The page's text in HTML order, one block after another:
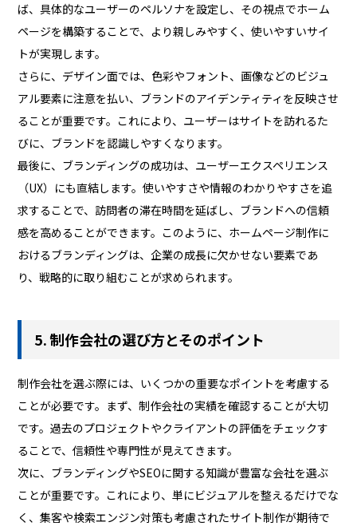
ば、具体的なユーザーのペルソナを設定し、その視点でホーム
ページを構築することで、より親しみやすく、使いやすいサイ
トが実現します。
さらに、デザイン面では、色彩やフォント、画像などのビジュ
アル要素に注意を払い、ブランドのアイデンティティを反映させ
ることが重要です。これにより、ユーザーはサイトを訪れるた
びに、ブランドを認識しやすくなります。
最後に、ブランディングの成功は、ユーザーエクスペリエンス
（UX）にも直結します。使いやすさや情報のわかりやすさを追
求することで、訪問者の滞在時間を延ばし、ブランドへの信頼
感を高めることができます。このように、ホームページ制作に
おけるブランディングは、企業の成長に欠かせない要素であ
り、戦略的に取り組むことが求められます。
5. 制作会社の選び方とそのポイント
制作会社を選ぶ際には、いくつかの重要なポイントを考慮する
ことが必要です。まず、制作会社の実績を確認することが大切
です。過去のプロジェクトやクライアントの評価をチェックす
ることで、信頼性や専門性が見えてきます。
次に、ブランディングやSEOに関する知識が豊富な会社を選ぶ
ことが重要です。これにより、単にビジュアルを整えるだけでな
く、集客や検索エンジン対策も考慮されたサイト制作が期待で